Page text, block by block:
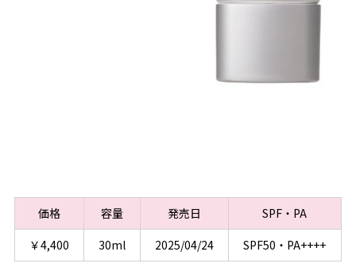
価格 容量 発売日
SPF・PA
￥4,400
30ml 2025/04/24 SPF50・PA++++